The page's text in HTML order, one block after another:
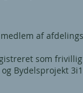
af
som
Bydelsprojekt